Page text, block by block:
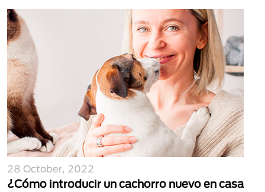
28 October, 2022
¿Cómo introducir un cachorro nuevo en casa